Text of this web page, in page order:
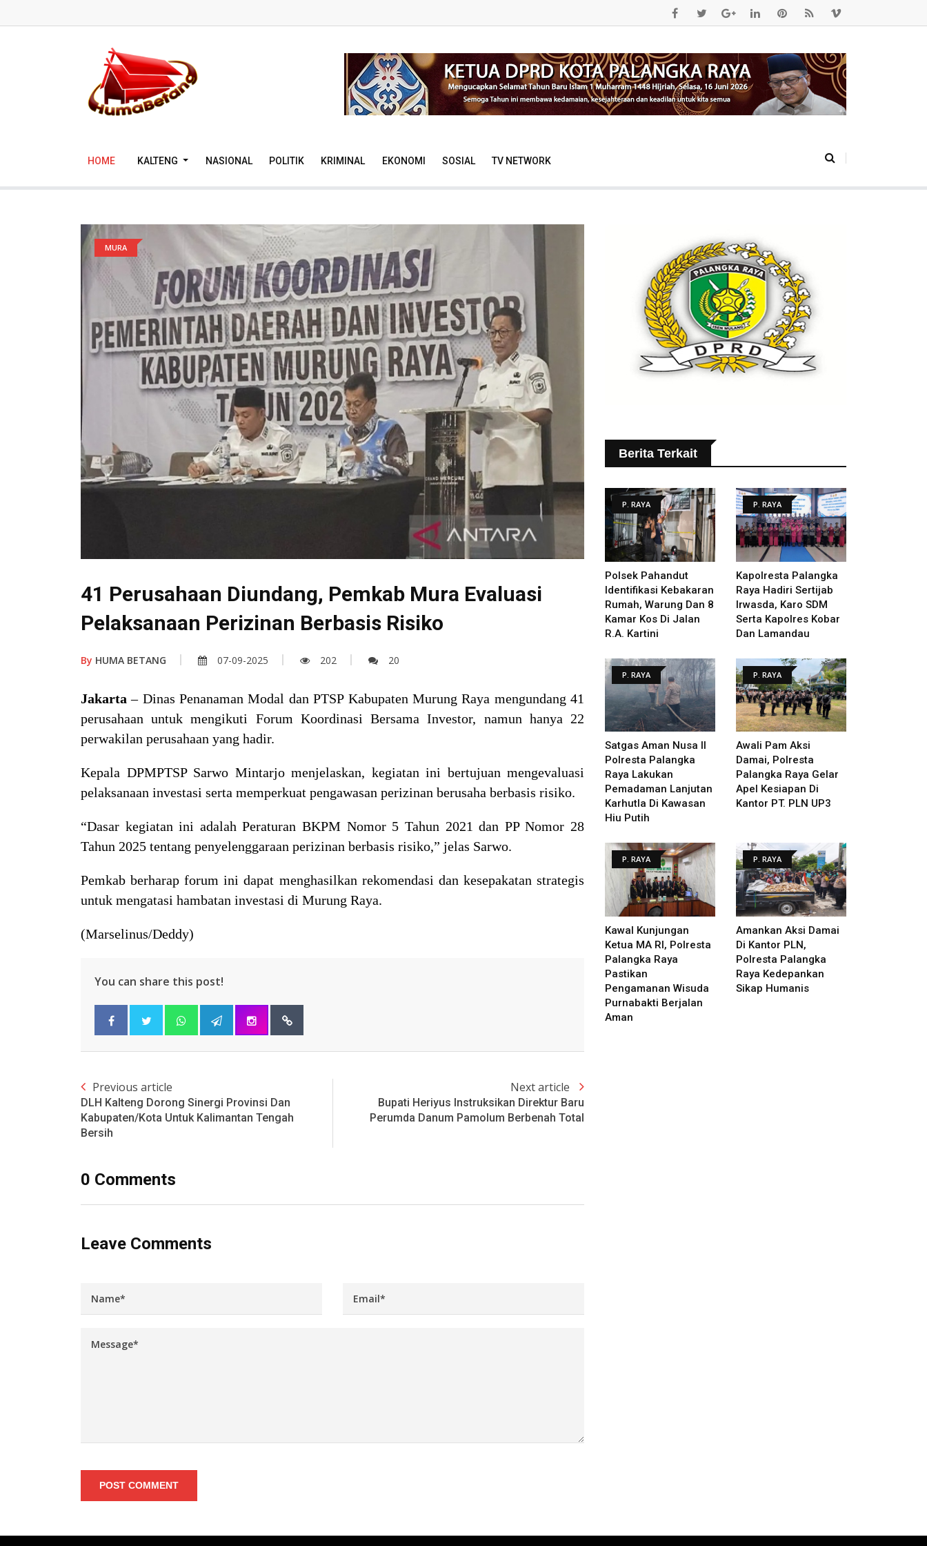
HOME KALTENG NASIONAL POLITIK KRIMINAL EKONOMI SOSIAL TV NETWORK
MURA
41 Perusahaan Diundang, Pemkab Mura Evaluasi
Pelaksanaan Perizinan Berbasis Risiko
By HUMA BETANG 07-09-2025 202 20
Jakarta – Dinas Penanaman Modal dan PTSP Kabupaten Murung Raya mengundang 41
perusahaan untuk mengikuti Forum Koordinasi Bersama Investor, namun hanya 22
perwakilan perusahaan yang hadir.
Kepala DPMPTSP Sarwo Mintarjo menjelaskan, kegiatan ini bertujuan mengevaluasi
pelaksanaan investasi serta memperkuat pengawasan perizinan berusaha berbasis risiko.
“Dasar kegiatan ini adalah Peraturan BKPM Nomor 5 Tahun 2021 dan PP Nomor 28
Tahun 2025 tentang penyelenggaraan perizinan berbasis risiko,” jelas Sarwo.
Pemkab berharap forum ini dapat menghasilkan rekomendasi dan kesepakatan strategis
untuk mengatasi hambatan investasi di Murung Raya.
(Marselinus/Deddy)
You can share this post!
Previous article
DLH Kalteng Dorong Sinergi Provinsi Dan
Kabupaten/Kota Untuk Kalimantan Tengah
Bersih
Next article
Bupati Heriyus Instruksikan Direktur Baru
Perumda Danum Pamolum Berbenah Total
0 Comments
Leave Comments
POST COMMENT
Berita Terkait
P. RAYA
Polsek Pahandut
Identifikasi Kebakaran
Rumah, Warung Dan 8
Kamar Kos Di Jalan
R.A. Kartini
P. RAYA
Kapolresta Palangka
Raya Hadiri Sertijab
Irwasda, Karo SDM
Serta Kapolres Kobar
Dan Lamandau
P. RAYA
Satgas Aman Nusa II
Polresta Palangka
Raya Lakukan
Pemadaman Lanjutan
Karhutla Di Kawasan
Hiu Putih
P. RAYA
Awali Pam Aksi
Damai, Polresta
Palangka Raya Gelar
Apel Kesiapan Di
Kantor PT. PLN UP3
P. RAYA
Kawal Kunjungan
Ketua MA RI, Polresta
Palangka Raya
Pastikan
Pengamanan Wisuda
Purnabakti Berjalan
Aman
P. RAYA
Amankan Aksi Damai
Di Kantor PLN,
Polresta Palangka
Raya Kedepankan
Sikap Humanis